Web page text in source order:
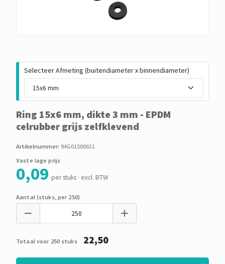
Selecteer Afmeting (buitendiameter x binnendiameter)
Ring 15x6 mm, dikte 3 mm - EPDM
celrubber grijs zelfklevend
Artikelnummer: 94G01500631
Vaste lage prijs
0,09 per stuks · excl. BTW
Aantal (stuks, per 250)
Totaal voor 250 stuks 22,50